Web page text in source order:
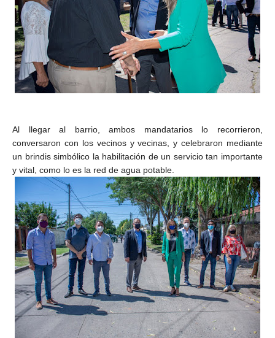
Al llegar al barrio, ambos mandatarios lo recorrieron,
conversaron con los vecinos y vecinas, y celebraron mediante
un brindis simbólico la habilitación de un servicio tan importante
y vital, como lo es la red de agua potable.